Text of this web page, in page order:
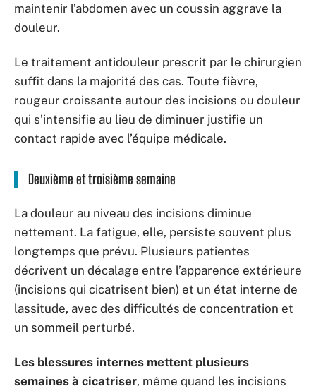
maintenir l’abdomen avec un coussin aggrave la
douleur.
Le traitement antidouleur prescrit par le chirurgien
suffit dans la majorité des cas. Toute fièvre,
rougeur croissante autour des incisions ou douleur
qui s’intensifie au lieu de diminuer justifie un
contact rapide avec l’équipe médicale.
Deuxième et troisième semaine
La douleur au niveau des incisions diminue
nettement. La fatigue, elle, persiste souvent plus
longtemps que prévu. Plusieurs patientes
décrivent un décalage entre l’apparence extérieure
(incisions qui cicatrisent bien) et un état interne de
lassitude, avec des difficultés de concentration et
un sommeil perturbé.
Les blessures internes mettent plusieurs
semaines à cicatriser, même quand les incisions